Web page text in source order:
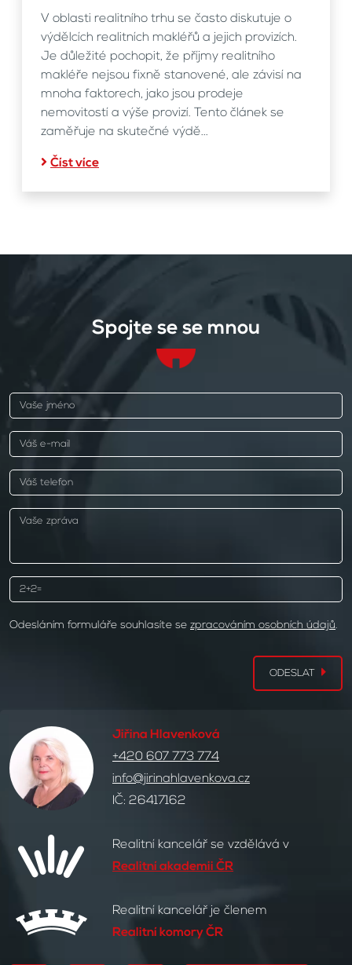
V oblasti realitního trhu se často diskutuje o
výdělcích realitních makléřů a jejich provizích.
Je důležité pochopit, že příjmy realitního
makléře nejsou fixně stanovené, ale závisí na
mnoha faktorech, jako jsou prodeje
nemovitostí a výše provizí. Tento článek se
zaměřuje na skutečné výdě...
Číst více
Spojte se se mnou
Odesláním formuláře souhlasíte se zpracováním osobních údajů.
ODESLAT
Jiřina Hlavenková
+420 607 773 774
info@jirinahlavenkova.cz
IČ: 26417162
Realitní kancelář se vzdělává v
Realitní akademii ČR
Realitní kancelář je členem
Realitní komory ČR